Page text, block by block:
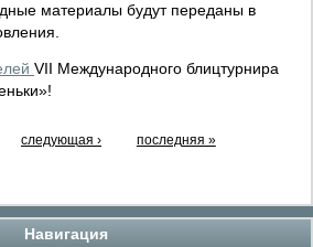
Навигация
материалы будут переданы в
VII Международного блицтурнира
следующая › последняя »